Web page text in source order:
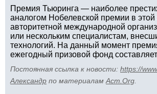
Премия Тьюринга — наиболее
аналогом Нобелевской премии в
авторитетной международной
или нескольким специалистам,
технологий. На данный момент
ежегодный призовой фонд
Постоянная ссылка к новости: https://
Aлександр по материалам Acm.Org